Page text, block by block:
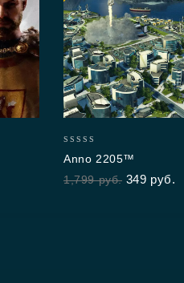
out
of
Anno 2205™
1,799руб. 349 руб.